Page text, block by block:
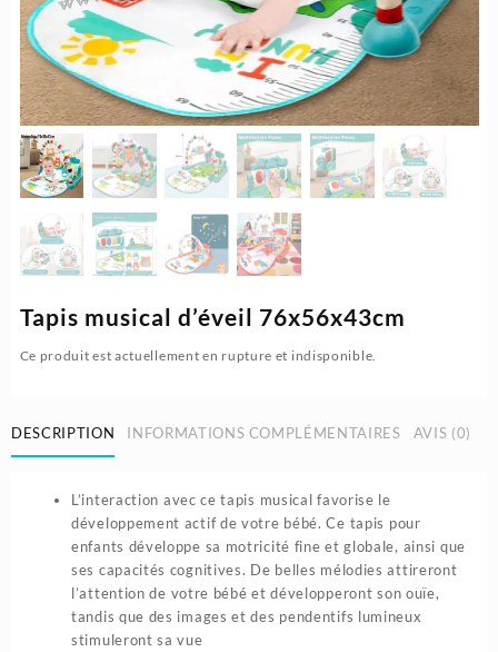
Tapis musical d’éveil 76x56x43cm
Ce produit est actuellement en rupture et indisponible.
DESCRIPTION INFORMATIONS COMPLÉMENTAIRES AVIS (0)
L’interaction avec ce tapis musical favorise le
développement actif de votre bébé. Ce tapis pour
enfants développe sa motricité fine et globale, ainsi que
ses capacités cognitives. De belles mélodies attireront
l’attention de votre bébé et développeront son ouïe,
tandis que des images et des pendentifs lumineux
stimuleront sa vue